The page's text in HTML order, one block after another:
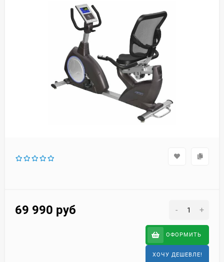
69 990 руб - +
ОФОРМИТЬ
ХОЧУ ДЕШЕВЛЕ!